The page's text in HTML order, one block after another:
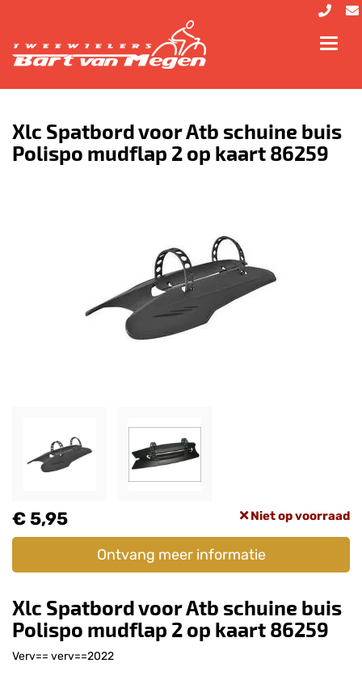
Xlc Spatbord voor Atb schuine buis
Polispo mudflap 2 op kaart 86259
€ 5,95 Niet op voorraad
Ontvang meer informatie
Xlc Spatbord voor Atb schuine buis
Polispo mudflap 2 op kaart 86259
Verv== verv==2022